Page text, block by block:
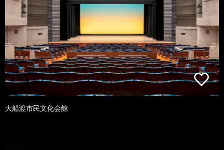
大船渡市民文化会館